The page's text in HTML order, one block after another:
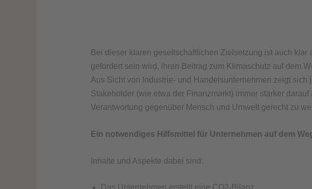
Bei dieser klaren gesellschaftlichen Zielsetzung ist auch
gefordert sein wird, ihren Beitrag zum Klimaschutz auf dem
Aus Sicht von Industrie- und Handelsunternehmen zeigt
Stakeholder (wie etwa der Finanzmarkt) immer stärker
Verantwortung gegenüber Mensch und Umwelt gerecht zu
Ein notwendiges Hilfsmittel für Unternehmen auf dem
Inhalte und Aspekte dabei sind: